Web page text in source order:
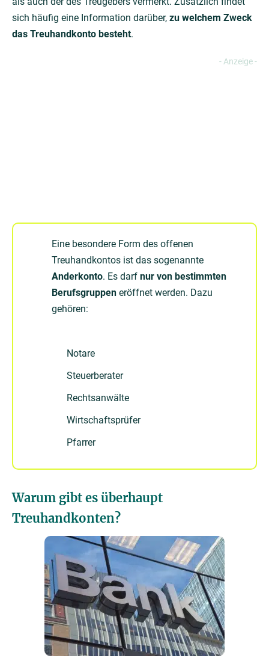
sich häufig eine Information darüber, zu welchem Zweck
das Treuhandkonto besteht.
Eine besondere Form des offenen
Treuhandkontos ist das sogenannte
Anderkonto. Es darf nur von bestimmten
Berufsgruppen eröffnet werden. Dazu
gehören:
Notare
Steuerberater
Rechtsanwälte
Wirtschaftsprüfer
Pfarrer
Warum gibt es überhaupt
Treuhandkonten?